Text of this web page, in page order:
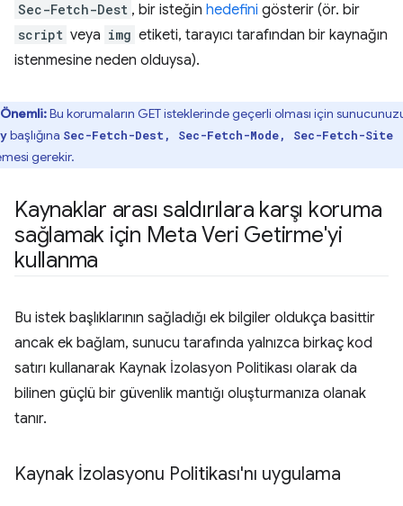
Sec-Fetch-Dest , bir isteğin hedefini gösterir (ör. bir
script veya img etiketi, tarayıcı tarafından bir kaynağın
istenmesine neden olduysa).
Önemli:Bu korumaların GET isteklerinde geçerli olması için
başlığına Sec-Fetch-Dest, Sec-Fetch-Mode, Sec-Fetch-Site
gerekir.
Kaynaklar arası saldırılara karşı koruma
sağlamak için Meta Veri Getirme'yi
kullanma
Bu istek başlıklarının sağladığı ek bilgiler oldukça basittir
ancak ek bağlam, sunucu tarafında yalnızca birkaç kod
satırı kullanarak Kaynak İzolasyon Politikası olarak da
bilinen güçlü bir güvenlik mantığı oluşturmanıza olanak
tanır.
Kaynak İzolasyonu Politikası'nı uygulama